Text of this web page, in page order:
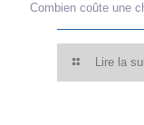
Combien coûte une
Lire la